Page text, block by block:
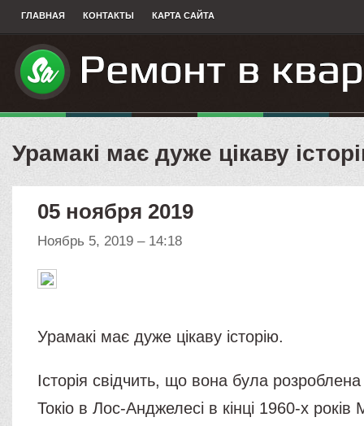
ГЛАВНАЯ КОНТАКТЫ КАРТА САЙТА
Урамакі має дуже цікаву
05 ноября 2019
Ноябрь 5, 2019 – 14:18
Урамакі має дуже цікаву історію.
Історія свідчить, що вона була
Токіо в Лос-Анджелесі в кінці 1960-х років